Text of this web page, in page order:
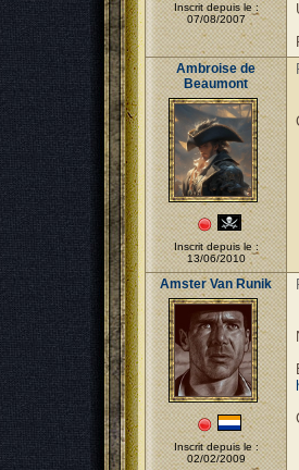
Inscrit depuis le :
07/08/2007
Ambroise de
Beaumont
Inscrit depuis le :
13/06/2010
Amster Van Runik
Inscrit depuis le :
02/02/2009